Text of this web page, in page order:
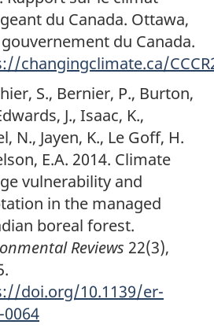
du Canada. Ottawa,
du Canada.
changingclimate.ca/
S., Bernier, P., Burton,
J., Isaac, K.,
N., Jayen, K., Le Goff, H.
E.A. 2014. Climate
vulnerability and
in the managed
boreal forest.
Reviews 22(3),
doi.org/10.1139/er-
0064